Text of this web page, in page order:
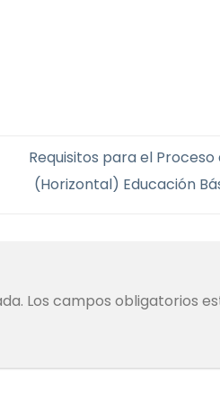
Requisitos para el
(Horizontal) Educación
Los campos obligatorios